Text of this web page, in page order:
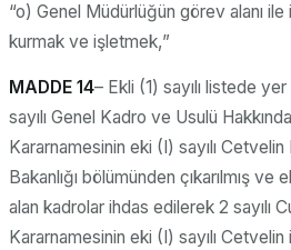
“o) Genel Müdürlüğün görev alanı
kurmak ve işletmek,”
MADDE 14– Ekli (1) sayılı listede
sayılı Genel Kadro ve Usulü
Kararnamesinin eki (I) sayılı
Bakanlığı bölümünden çıkarılmış ve
alan kadrolar ihdas edilerek 2 sayılı
Kararnamesinin eki (I) sayılı